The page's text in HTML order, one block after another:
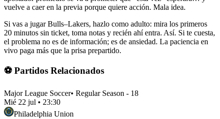
vuelve a caer en la previa porque quiere acción. Mala idea.
Si vas a jugar Bulls–Lakers, hazlo como adulto: mira los primeros
20 minutos sin ticket, toma notas y recién ahí entra. Así. Si te cuesta,
el problema no es de información; es de ansiedad. La paciencia en
vivo paga más que la prisa prepartido.
⚽ Partidos Relacionados
Major League Soccer• Regular Season - 18
Mié 22 jul • 23:30
Philadelphia Union